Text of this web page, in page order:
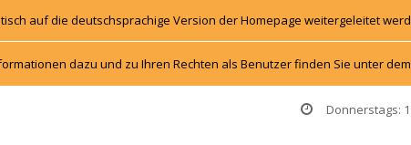
auf die deutschsprachige Version der Homepage weitergeleitet
dazu und zu Ihren Rechten als Benutzer finden Sie unter dem
Donnerstags: